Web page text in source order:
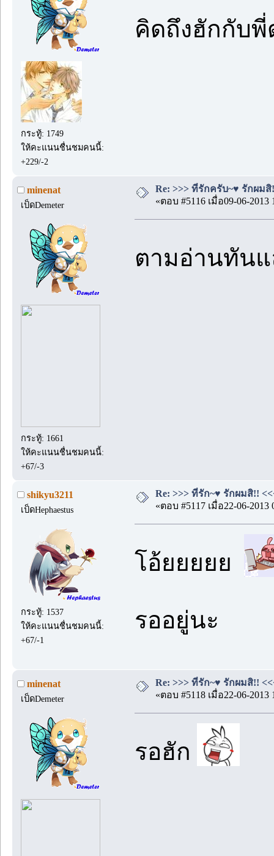
กระทู้: 1749
ให้คะแนนชื่นชมคนนี้:
+229/-2
คิดถึงฮักกับ
minenat
เป็ดDemeter
กระทู้: 1661
ให้คะแนนชื่นชมคนนี้:
+67/-3
Re: >>> ที่รักครับ~♥ รักผมสิ
«ตอบ #5116 เมื่อ09-06-2013
ตามอ่านทัน
shikyu3211
เป็ดHephaestus
กระทู้: 1537
ให้คะแนนชื่นชมคนนี้:
+67/-1
Re: >>> ที่รัก~♥ รักผมสิ!!
«ตอบ #5117 เมื่อ22-06-2013
โอ้ยยยยย
รออยู่นะ
minenat
เป็ดDemeter
Re: >>> ที่รัก~♥ รักผมสิ!!
«ตอบ #5118 เมื่อ22-06-2013
รอฮัก